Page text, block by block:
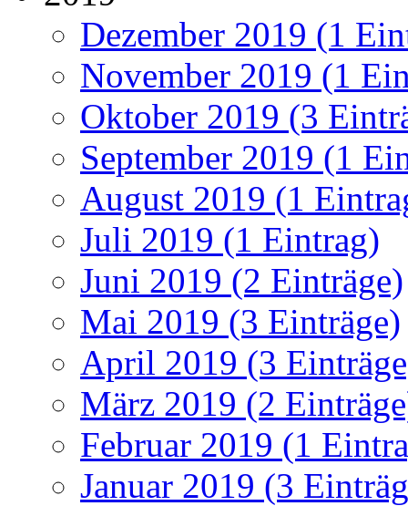
Dezember 2019 (1
November 2019 (1
Oktober 2019 (3
September 2019 (1
August 2019 (1
Juli 2019 (1 Eintrag)
Juni 2019 (2 Einträge)
Mai 2019 (3 Einträge)
April 2019 (3
März 2019 (2
Februar 2019 (1
Januar 2019 (3